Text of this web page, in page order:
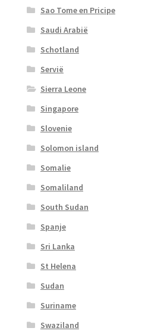
Sao Tome en Pricipe
Saudi Arabië
Schotland
Servië
Sierra Leone
Singapore
Slovenie
Solomon island
Somalie
Somaliland
South Sudan
Spanje
Sri Lanka
St Helena
Sudan
Suriname
Swaziland